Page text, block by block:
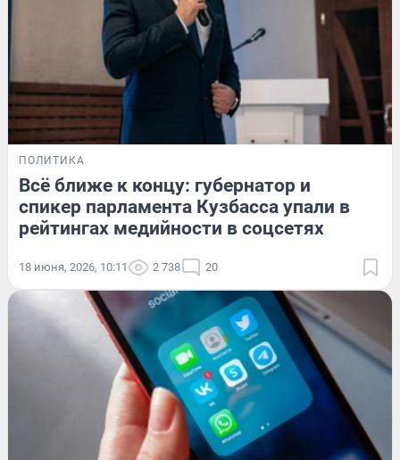
ПОЛИТИКА
Всё ближе к концу: губернатор и
спикер парламента Кузбасса упали в
рейтингах медийности в соцсетях
18 июня, 2026, 10:11 2 738 20